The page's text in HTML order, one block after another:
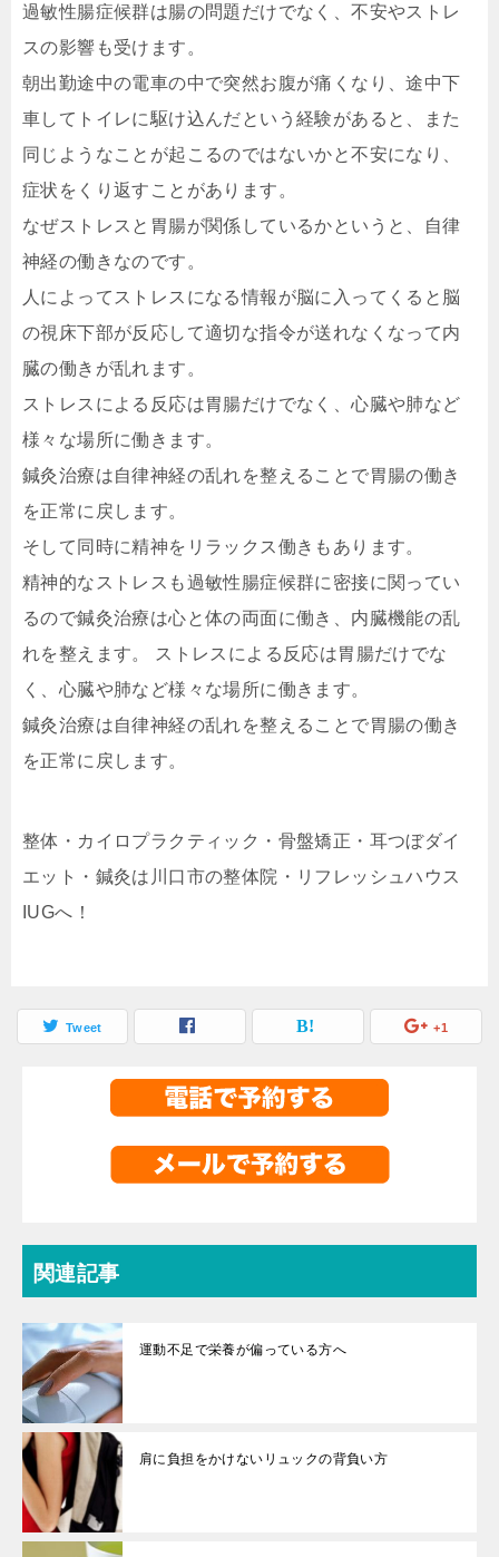
過敏性腸症候群は腸の問題だけでなく、不安やストレ
スの影響も受けます。
朝出勤途中の電車の中で突然お腹が痛くなり、途中下
車してトイレに駆け込んだという経験があると、また
同じようなことが起こるのではないかと不安になり、
症状をくり返すことがあります。
なぜストレスと胃腸が関係しているかというと、自律
神経の働きなのです。
人によってストレスになる情報が脳に入ってくると脳
の視床下部が反応して適切な指令が送れなくなって内
臓の働きが乱れます。
ストレスによる反応は胃腸だけでなく、心臓や肺など
様々な場所に働きます。
鍼灸治療は自律神経の乱れを整えることで胃腸の働き
を正常に戻します。
そして同時に精神をリラックス働きもあります。
精神的なストレスも過敏性腸症候群に密接に関ってい
るので鍼灸治療は心と体の両面に働き、内臓機能の乱
れを整えます。 ストレスによる反応は胃腸だけでな
く、心臓や肺など様々な場所に働きます。
鍼灸治療は自律神経の乱れを整えることで胃腸の働き
を正常に戻します。
整体・カイロプラクティック・骨盤矯正・耳つぼダイ
エット・鍼灸は川口市の整体院・リフレッシュハウス
IUGへ！
Tweet +1
関連記事
運動不足で栄養が偏っている方へ
肩に負担をかけないリュックの背負い方